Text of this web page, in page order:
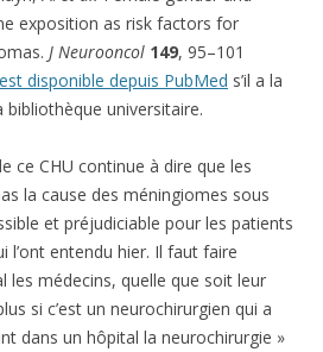
exposition as risk factors for
J Neurooncol 149, 95–101
disponible depuis PubMed s’il a la
bibliothèque universitaire.
ce CHU continue à dire que les
la cause des méningiomes sous
et préjudiciable pour les patients
l’ont entendu hier. Il faut faire
les médecins, quelle que soit leur
si c’est un neurochirurgien qui a
dans un hôpital la neurochirurgie »